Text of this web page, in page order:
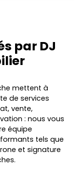
par DJ
mettent à
de services
vente,
: nous vous
équipe
tels que
et signature